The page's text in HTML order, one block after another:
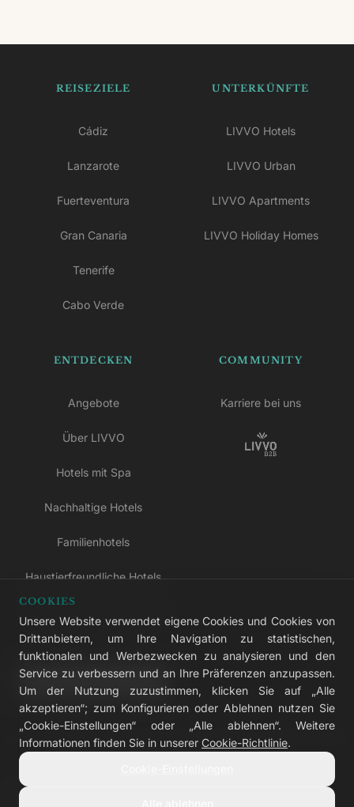
REISEZIELE
Cádiz
Lanzarote
Fuerteventura
Gran Canaria
Tenerife
Cabo Verde
UNTERKÜNFTE
LIVVO Hotels
LIVVO Urban
LIVVO Apartments
LIVVO Holiday Homes
ENTDECKEN
Angebote
Über LIVVO
Hotels mit Spa
Nachhaltige Hotels
Familienhotels
Haustierfreundliche Hotels
All-inclusive-Hotels
LIVVO Plus
COMMUNITY
Karriere bei uns
COOKIES
Unsere Website verwendet eigene Cookies und Cookies von
Drittanbietern, um Ihre Navigation zu statistischen,
funktionalen und Werbezwecken zu analysieren und den
Service zu verbessern und an Ihre Präferenzen anzupassen.
Um der Nutzung zuzustimmen, klicken Sie auf „Alle
akzeptieren“; zum Konfigurieren oder Ablehnen nutzen Sie
„Cookie-Einstellungen“ oder „Alle ablehnen“. Weitere
Informationen finden Sie in unserer Cookie-Richtlinie.